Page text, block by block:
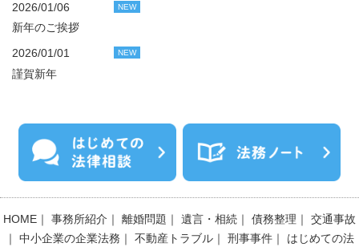
2026/01/06 NEW
新年のご挨拶
2026/01/01 NEW
謹賀新年
HOME ｜ 事務所紹介 ｜ 離婚問題 ｜ 遺言・相続 ｜ 債務整理 ｜
交通事故
｜
中小企業の企業法務 ｜ 不動産トラブル ｜ 刑事事件 ｜ はじめての法